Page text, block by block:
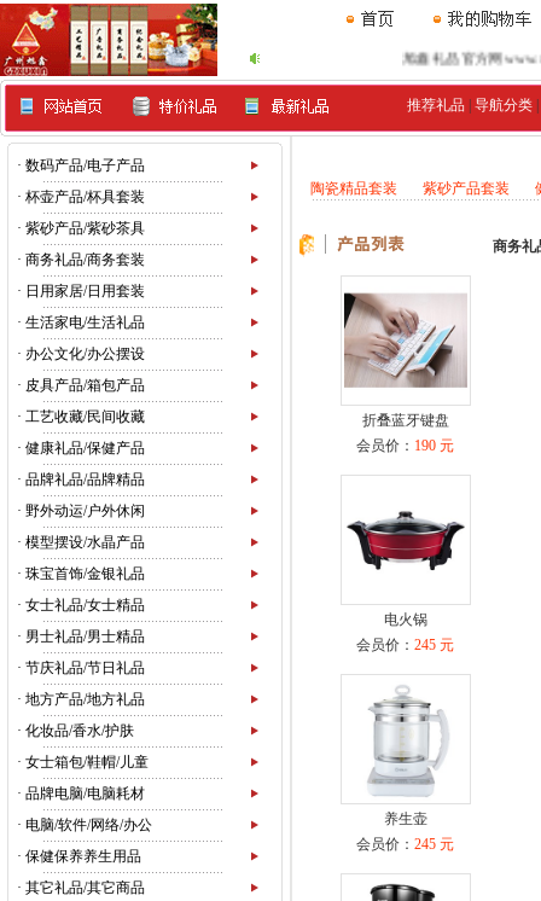
旭鑫礼品官方网
推荐礼品 |导航分类
·数码产品/电子产品
·杯壶产品/杯具套装
·紫砂产品/紫砂茶具
·商务礼品/商务套装
· 日用家居/日用套装
·生活家电/生活礼品
· 办公文化/办公摆设
· 皮具产品/箱包产品
·工艺收藏/民间收藏
·健康礼品/保健产品
·品牌礼品/品牌精品
·野外动运/户外休闲
·模型摆设/水晶产品
·珠宝首饰/金银礼品
·女士礼品/女士精品
· 男士礼品/男士精品
·节庆礼品/节日礼品
·地方产品/地方礼品
·化妆品/香水/护肤
·女士箱包/鞋帽/儿童
·品牌电脑/电脑耗材
·电脑/软件/网络/办公
·保健保养养生用品
·其它礼品/其它商品
陶瓷精品套装 紫砂产品套装
商务礼
折叠蓝牙键盘
会员价： 190 元
电火锅
会员价：245 元
养生壶
会员价：245 元